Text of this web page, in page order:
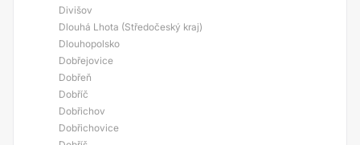
Divišov
Dlouhá Lhota (Středočeský kraj)
Dlouhopolsko
Dobřejovice
Dobřeň
Dobříč
Dobřichov
Dobřichovice